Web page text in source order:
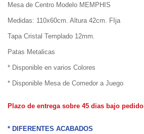
Mesa de Centro Modelo MEMPHIS
Medidas: 110x60cm. Altura 42cm. FIja
Tapa Cristal Templado 12mm.
Patas Metalicas
* Disponible en varios Colores
* Disponible Mesa de Comedor a Juego
Plazo de entrega sobre 45 dias bajo pedido
* DIFERENTES ACABADOS